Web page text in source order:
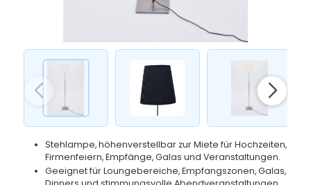
Stehlampe, höhenverstellbar zur Miete für Hochzeiten,
Firmenfeiern, Empfänge, Galas und Veranstaltungen.
Geeignet für Loungebereiche, Empfangszonen, Galas,